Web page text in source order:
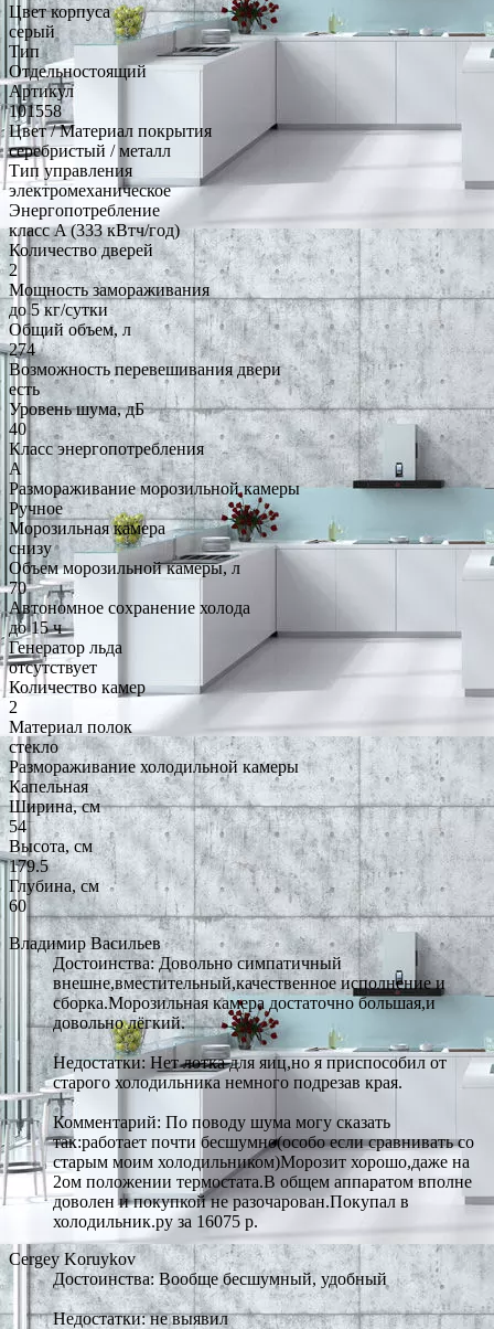
Цвет корпуса
серый
Тип
Отдельностоящий
Артикул
101558
Цвет / Материал покрытия
серебристый / металл
Тип управления
электромеханическое
Энергопотребление
класс A (333 кВтч/год)
Количество дверей
2
Мощность замораживания
до 5 кг/cутки
Общий объем, л
274
Возможность перевешивания двери
есть
Уровень шума, дБ
40
Класс энергопотребления
A
Размораживание морозильной камеры
Ручное
Морозильная камера
снизу
Объем морозильной камеры, л
70
Автономное сохранение холода
до 15 ч
Генератор льда
отсутствует
Количество камер
2
Материал полок
стекло
Размораживание холодильной камеры
Капельная
Ширина, см
54
Высота, см
179.5
Глубина, см
60
Владимир Васильев
Достоинства: Довольно симпатичный
внешне,вместительный,качественное исполнение и
сборка.Морозильная камера достаточно большая,и
довольно лёгкий.
Недостатки: Нет лотка для яиц,но я приспособил от
старого холодильника немного подрезав края.
Комментарий: По поводу шума могу сказать
так:работает почти бесшумно(особо если сравнивать со
старым моим холодильником)Морозит хорошо,даже на
2ом положении термостата.В общем аппаратом вполне
доволен и покупкой не разочарован.Покупал в
холодильник.ру за 16075 р.
Cergey Koruykov
Достоинства: Вообще бесшумный, удобный
Недостатки: не выявил